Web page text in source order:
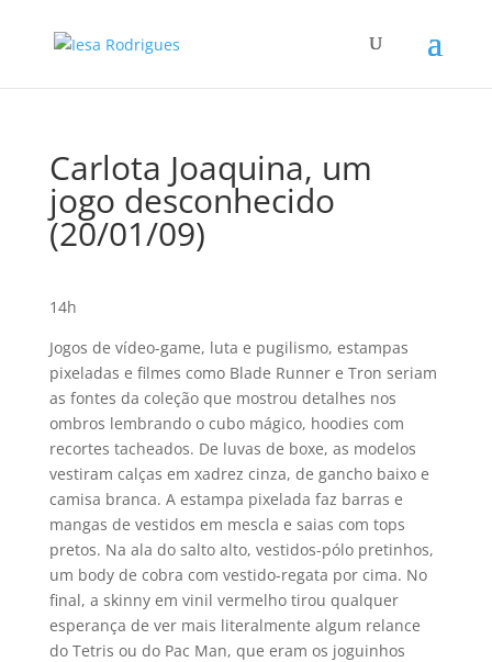
Carlota Joaquina, um
jogo desconhecido
(20/01/09)
14h
Jogos de ví­deo-game, luta e pugilismo, estampas
pixeladas e filmes como Blade Runner e Tron seriam
as fontes da coleção que mostrou detalhes nos
ombros lembrando o cubo mágico, hoodies com
recortes tacheados. De luvas de boxe, as modelos
vestiram calças em xadrez cinza, de gancho baixo e
camisa branca. A estampa pixelada faz barras e
mangas de vestidos em mescla e saias com tops
pretos. Na ala do salto alto, vestidos-pólo pretinhos,
um body de cobra com vestido-regata por cima. No
final, a skinny em vinil vermelho tirou qualquer
esperança de ver mais literalmente algum relance
do Tetris ou do Pac Man, que eram os joguinhos